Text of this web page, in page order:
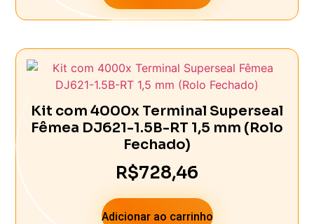
Kit com 4000x Terminal Superseal
Fêmea DJ621-1.5B-RT 1,5 mm (Rolo
Fechado)
R$728,46
Adicionar ao carrinho